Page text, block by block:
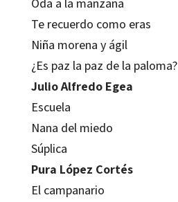
Te recuerdo como eras
Niña morena y ágil
¿Es paz la paz de la paloma?
Julio Alfredo Egea
Escuela
Nana del miedo
Súplica
Pura López Cortés
El campanario